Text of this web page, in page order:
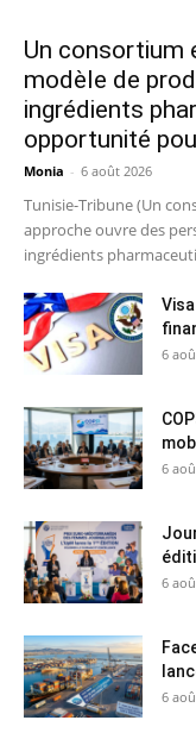
Un consortium
modèle de
ingrédients
opportunité
Monia - 6 août 2026
Tunisie-Tribune (Un
approche ouvre des
ingrédients
6
6
6
6